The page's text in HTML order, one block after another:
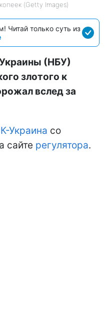
(Getty Images)
Читай только суть из
(НБУ)
злотого к
вслед за
Украина со
сайте регулятора.